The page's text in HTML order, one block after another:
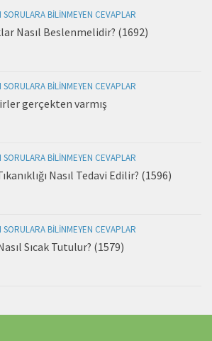
SORULARA BILINMEYEN CEVAPLAR
Nasıl Beslenmelidir? (1692)
SORULARA BILINMEYEN CEVAPLAR
gerçekten varmış
SORULARA BILINMEYEN CEVAPLAR
Nasıl Tedavi Edilir? (1596)
SORULARA BILINMEYEN CEVAPLAR
Sıcak Tutulur? (1579)